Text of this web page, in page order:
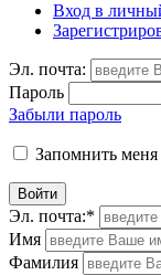
Вход в
Эл. почта:
Пароль
Забыли пароль
Запомнить меня
Войти
Эл. почта:*
Имя
Фамилия